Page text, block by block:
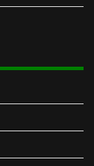
وَالْوِلْدَانِ
لَدُنْكَ
zalim olan
çıkan